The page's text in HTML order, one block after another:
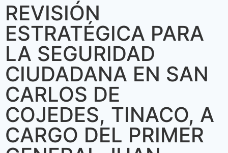
REVISIÓN
ESTRATÉGICA PARA
LA SEGURIDAD
CIUDADANA EN SAN
CARLOS DE
COJEDES, TINACO, A
CARGO DEL PRIMER